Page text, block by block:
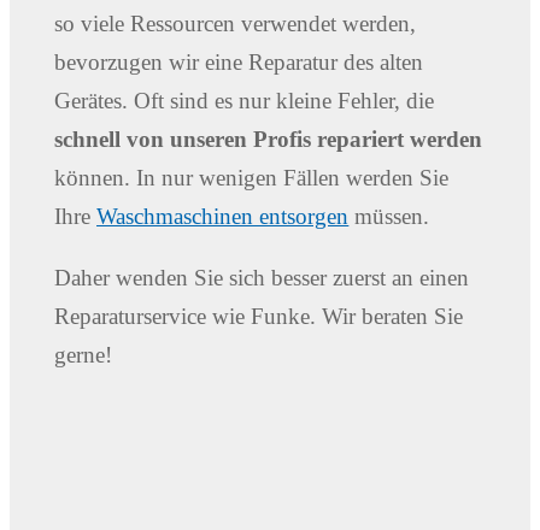
so viele Ressourcen verwendet werden,
bevorzugen wir eine Reparatur des alten
Gerätes. Oft sind es nur kleine Fehler, die
schnell von unseren Profis repariert werden
können. In nur wenigen Fällen werden Sie
IhreWaschmaschinen entsorgen müssen.
Daher wenden Sie sich besser zuerst an einen
Reparaturservice wie Funke. Wir beraten Sie
gerne!